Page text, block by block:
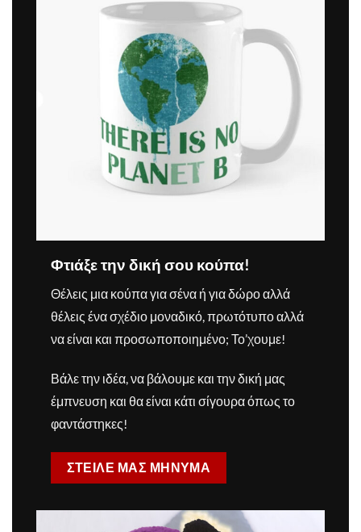
Φτιάξε την δική σου κούπα!
Θέλεις μια κούπα για σένα ή για δώρο αλλά
θέλεις ένα σχέδιο μοναδικό, πρωτότυπο αλλά
να είναι και προσωποποιημένο; Το’χουμε!
Βάλε την ιδέα, να βάλουμε και την δική μας
έμπνευση και θα είναι κάτι σίγουρα όπως το
φαντάστηκες!
ΣΤΕΙΛΕ ΜΑΣ ΜΗΝΥΜΑ